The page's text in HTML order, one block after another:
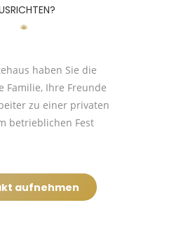
haben Sie die
Familie, Ihre Freunde
zu einer privaten
betrieblichen Fest
aufnehmen